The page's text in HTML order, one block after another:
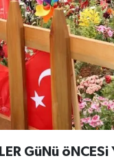
GüNü öNCESi